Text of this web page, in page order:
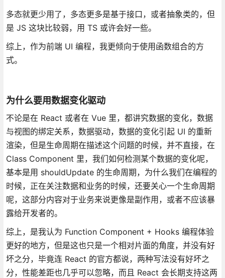
多态就更少用了，多态更多是基于接口，或者抽象类的，但
是 JS 这块比较弱，用 TS 或许会好一些。
综上，作为前端 UI 编程，我更倾向于使用函数组合的方
式。
为什么要用数据变化驱动
不论是在 React 或者在 Vue 里，都讲究数据的变化，数据
与视图的绑定关系，数据驱动，数据的变化引起 UI 的重新
渲染，但是生命周期在描述这个问题的时候，并不直接，在
Class Component 里，我们如何检测某个数据的变化呢，
基本是用 shouldUpdate 的生命周期，为什么我们在编程的
时候，正在关注数据和业务的时候，还要关心一个生命周期
呢，这部分内容对于业务来说更像是副作用，或者不应该暴
露给开发者的。
综上，是我认为 Function Component + Hooks 编程体验
更好的地方，但是这也只是一个相对片面的角度，并没有好
坏之分，毕竟连 React 的官方都说，两种写法没有好坏之
分，性能差距也几乎可以忽略，而且 React 会长期支持这两